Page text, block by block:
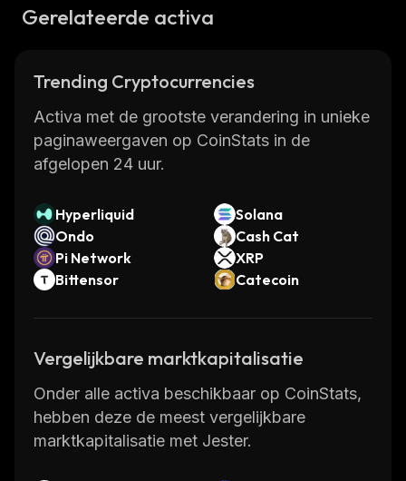
Gerelateerde activa
Trending Cryptocurrencies
Activa met de grootste verandering in unieke
paginaweergaven op CoinStats in de
afgelopen 24 uur.
Hyperliquid
Solana
Ondo
Cash Cat
Pi Network
XRP
Bittensor
Catecoin
Vergelijkbare marktkapitalisatie
Onder alle activa beschikbaar op CoinStats,
hebben deze de meest vergelijkbare
marktkapitalisatie met Jester.